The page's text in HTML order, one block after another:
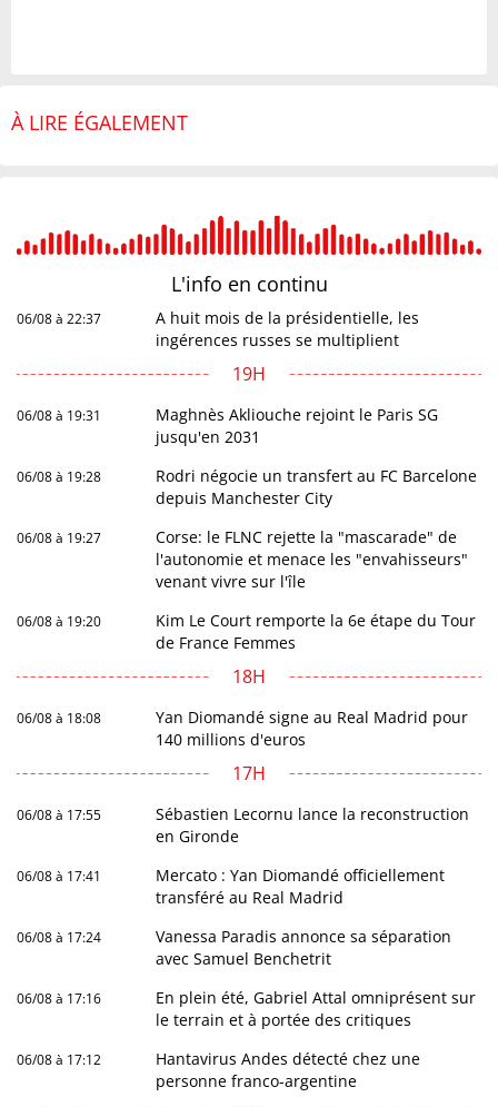
À LIRE ÉGALEMENT
L'info en continu
06/08 à 22:37
A huit mois de la présidentielle, les
ingérences russes se multiplient
19H
06/08 à 19:31
Maghnès Akliouche rejoint le Paris SG
jusqu'en 2031
06/08 à 19:28
Rodri négocie un transfert au FC Barcelone
depuis Manchester City
06/08 à 19:27
Corse: le FLNC rejette la "mascarade" de
l'autonomie et menace les "envahisseurs"
venant vivre sur l'île
06/08 à 19:20
Kim Le Court remporte la 6e étape du Tour
de France Femmes
18H
06/08 à 18:08
Yan Diomandé signe au Real Madrid pour
140 millions d'euros
17H
06/08 à 17:55
Sébastien Lecornu lance la reconstruction
en Gironde
06/08 à 17:41
Mercato : Yan Diomandé officiellement
transféré au Real Madrid
06/08 à 17:24
Vanessa Paradis annonce sa séparation
avec Samuel Benchetrit
06/08 à 17:16
En plein été, Gabriel Attal omniprésent sur
le terrain et à portée des critiques
06/08 à 17:12
Hantavirus Andes détecté chez une
personne franco-argentine